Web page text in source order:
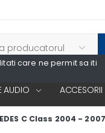
care ne permit sa iti
AUDIO ACCESORII
C Class 2004 - 2007